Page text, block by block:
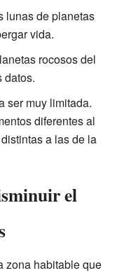
lunas de planetas
vida.
rocosos del
datos.
ser muy limitada.
diferentes al
a las de la
el
zona habitable que